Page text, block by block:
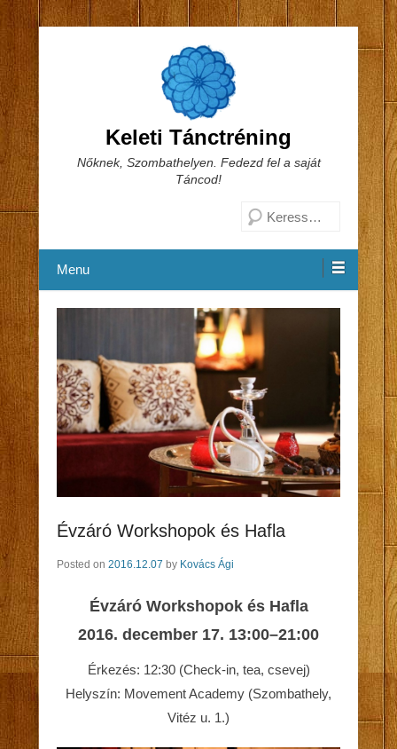
Keleti Tánctréning
Nőknek, Szombathelyen. Fedezd fel a saját
Táncod!
Menu
Évzáró Workshopok és Hafla
Posted on 2016.12.07 by Kovács Ági
Évzáró Workshopok és Hafla
2016. december 17. 13:00–21:00
Érkezés: 12:30 (Check-in, tea, csevej)
Helyszín: Movement Academy (Szombathely,
Vitéz u. 1.)